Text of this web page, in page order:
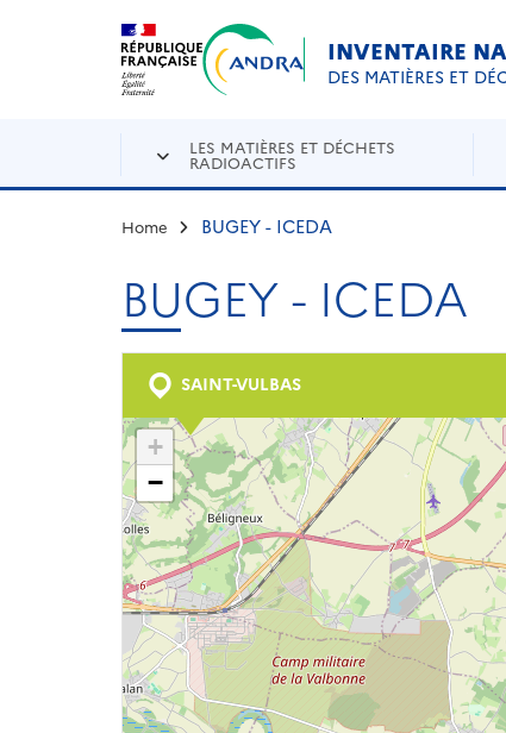
Aller au contenu principal
INVENTAIRE
DES MATIÈRES ET
LES MATIÈRES ET DÉCHETS
RADIOACTIFS
Home BUGEY - ICEDA
BUGEY - ICEDA
SAINT-VULBAS
+
−